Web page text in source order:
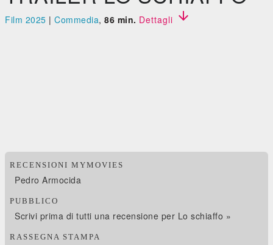
Film 2025 |Commedia,86 min. Dettagli 
RECENSIONI MYMOVIES
Pedro Armocida
PUBBLICO
Scrivi prima di tutti una recensione per Lo schiaffo »
RASSEGNA STAMPA